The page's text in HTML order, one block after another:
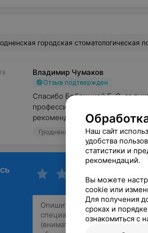
городская
Владимир Чумаков
Отзыв подтвержден
Спасибо Бобрицкой Е. С. за
профессионализм. Сделала
рекомендовать друзьям.
Наш сайт
удобства
статистики и
рекомендаций.
Вы можете
cookie или
Для получения
сроках и
ознакомиться с